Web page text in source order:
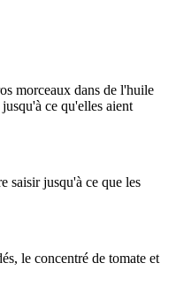
morceaux dans de l'huile
ce qu'elles aient
saisir jusqu'à ce que les
le concentré de tomate et